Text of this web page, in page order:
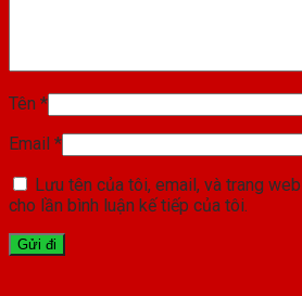
Tên *
Email *
Lưu tên của tôi, email, và trang
cho lần bình luận kế tiếp của tôi.